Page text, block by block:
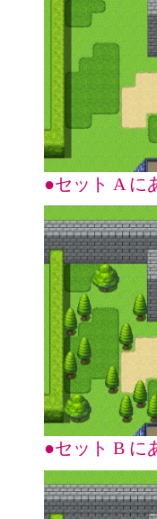
●セット A に
●セット B に